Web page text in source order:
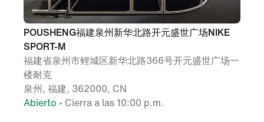
POUSHENG福建泉州新华北路开元盛世广场NIKE
SPORT-M
福建省泉州市鲤城区新华北路366号开元盛世广场一
楼耐克
泉州, 福建, 362000, CN
Abierto • Cierra a las 10:00 p.m.